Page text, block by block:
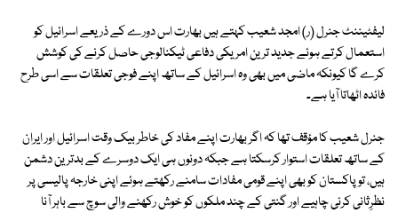
لیفٹیننٹ جنرل (ر) امجد شعیب کہتے ہیں بھارت اس دورے کے ذریعے اسرائیل کو
استعمال کرتے ہوئے جدید ترین امریکی دفاعی ٹیکنالوجی حاصل کرنے کی کوشش
کرے گا کیونکہ ماضی میں بھی وہ اسرائیل کے ساتھ اپنے فوجی تعلقات سے اسی طرح
فائدہ اٹھاتا آیا ہے۔
جنرل شعیب کا مؤقف تھا کہ اگر بھارت اپنے مفاد کی خاطر بیک وقت اسرائیل اور ایران
کے ساتھ تعلقات استوار کرسکتا ہے جبکہ دونوں ہی ایک دوسرے کے بدترین دشمن
ہیں، تو پاکستان کو بھی اپنے قومی مفادات سامنے رکھتے ہوئے اپنی خارجہ پالیسی پر
نظرِثانی کرنی چاہیے اور گنتی کے چند ملکوں کو خوش رکھنے والی سوچ سے باہر آنا